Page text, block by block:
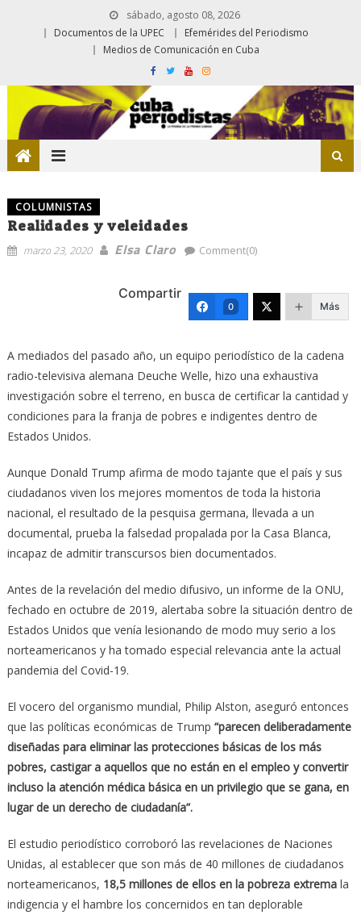
sábado, agosto 08, 2026
Documentos de la UPEC
Efemérides del Periodismo
Medios de Comunicación en Cuba
COLUMNISTAS
Realidades y veleidades
marzo 23, 2020 Elsa Claro Comment(0)
Compartir
0 Más
A mediados del pasado año, un equipo periodístico de la cadena
radio-televisiva alemana Deuche Welle, hizo una exhaustiva
investigación sobre el terreno, en busca de certificar la cantidad y
condiciones para la franja de pobres e indigentes dentro de
Estados Unidos.
Aunque Donald Trump afirma de modo tajante que el país y sus
ciudadanos viven los mejores momentos de toda la historia
nacional, el resultado de la pesquisa germana, llevada a un
documental, prueba la falsedad propalada por la Casa Blanca,
incapaz de admitir transcursos bien documentados.
Antes de la revelación del medio difusivo, un informe de la ONU,
fechado en octubre de 2019, alertaba sobre la situación dentro de
Estados Unidos que venía lesionando de modo muy serio a los
norteamericanos y ha tomado especial relevancia ante la actual
pandemia del Covid-19.
El vocero del organismo mundial, Philip Alston, aseguró entonces
que las políticas económicas de Trump “parecen deliberadamente
diseñadas para eliminar las protecciones básicas de los más
pobres, castigar a aquellos que no están en el empleo y convertir
incluso la atención médica básica en un privilegio que se gana, en
lugar de un derecho de ciudadanía”.
El estudio periodístico corroboró las revelaciones de Naciones
Unidas, al establecer que son más de 40 millones de ciudadanos
norteamericanos, 18,5 millones de ellos en la pobreza extremala
indigencia y el hambre los concernidos en tan deplorable